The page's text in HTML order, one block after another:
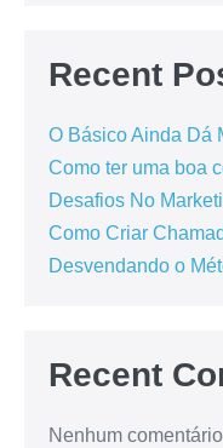
Recent
O Básico Ainda Dá
Como ter uma boa
Desafios No
Como Criar
Desvendando o
Recent
Nenhum